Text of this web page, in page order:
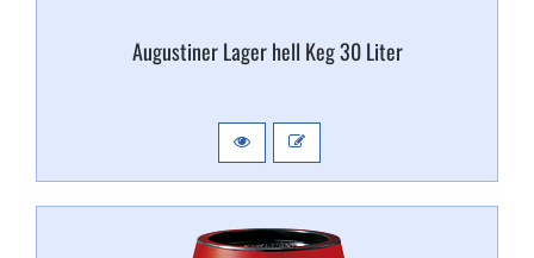
Augustiner Lager hell Keg 30 Liter